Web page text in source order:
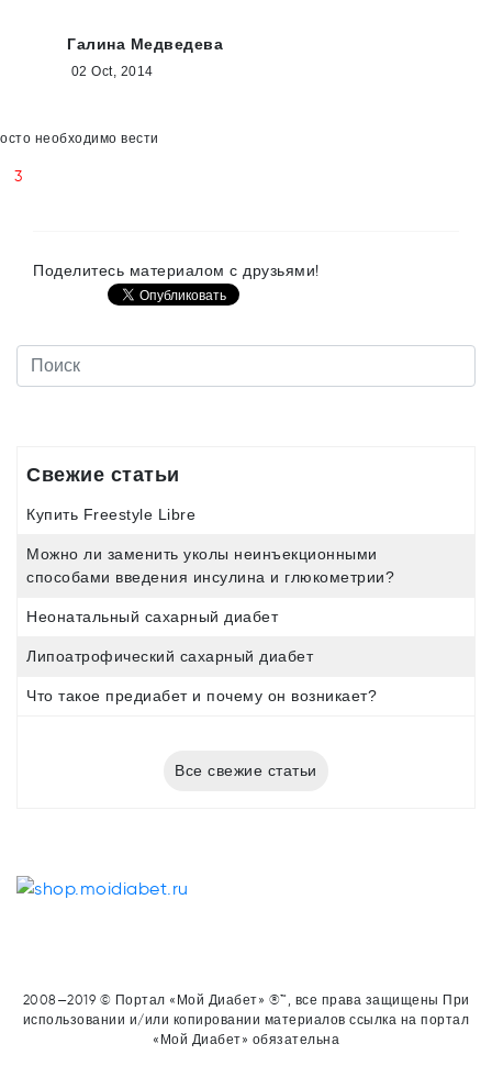
Галина Медведева
02 Oct, 2014
необходимо вести
3
Поделитесь материалом с друзьями!
Свежие статьи
Купить Freestyle Libre
Можно ли заменить уколы неинъекционными
способами введения инсулина и глюкометрии?
Неонатальный сахарный диабет
Липоатрофический сахарный диабет
Что такое предиабет и почему он возникает?
Все свежие статьи
2008—2019 © Портал «Мой Диабет» ®™, все права защищены При
использовании и/или копировании материалов ссылка на портал
«Мой Диабет» обязательна